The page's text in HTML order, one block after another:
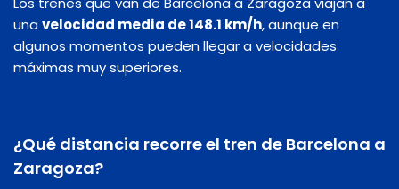
unavelocidad media de 148.1 km/h, aunque en
algunos momentos pueden llegar a velocidades
máximas muy superiores.
¿Qué distancia recorre el tren de Barcelona a
Zaragoza?